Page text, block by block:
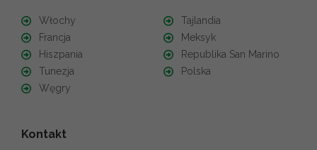
Włochy
Francja
Hiszpania
Tunezja
Węgry
Tajlandia
Meksyk
Republika San Marino
Polska
Kontakt